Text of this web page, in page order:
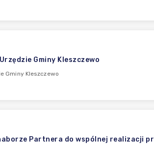
Gminy Kleszczewo
Gminy Kleszczewo
Partnera do wspólnej realizacji